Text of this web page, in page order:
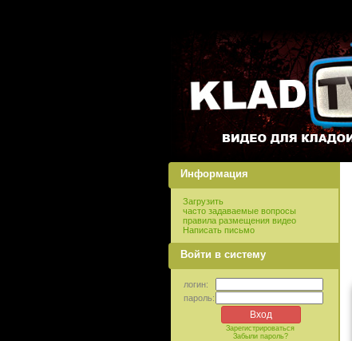
Информация
Загрузить
часто задаваемые вопросы
правила размещения видео
Написать письмо
Войти в систему
логин:
пароль:
Зарегистрироваться
Забыли пароль?